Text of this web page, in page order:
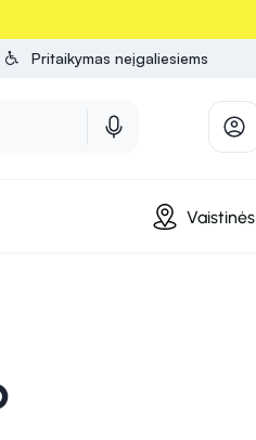
Pritaikymas neįgaliesiems
Vaistinės